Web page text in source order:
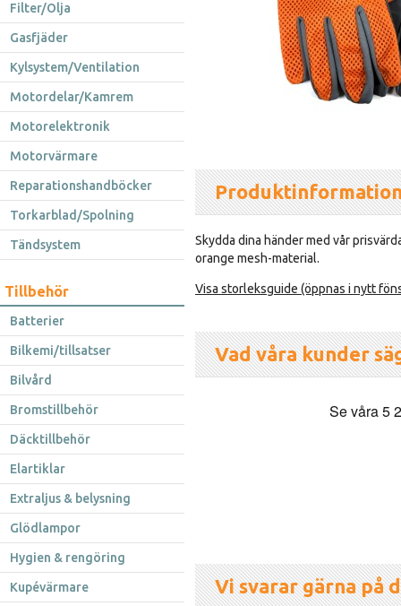
Filter/Olja
Gasfjäder
Kylsystem/Ventilation
Motordelar/Kamrem
Motorelektronik
Motorvärmare
Reparationshandböcker
Torkarblad/Spolning
Tändsystem
Tillbehör
Batterier
Bilkemi/tillsatser
Bilvård
Bromstillbehör
Däcktillbehör
Elartiklar
Extraljus & belysning
Glödlampor
Hygien & rengöring
Kupévärmare
Skydda dina händer med vår
orange mesh-material.
Visa storleksguide (öppnas i nytt
Vad våra kunder
Vi svarar gärna på